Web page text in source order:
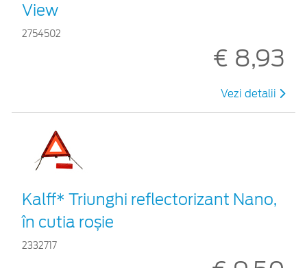
View
2754502
€ 8,93
Vezi detalii
Kalff* Triunghi reflectorizant Nano,
în cutia roșie
2332717